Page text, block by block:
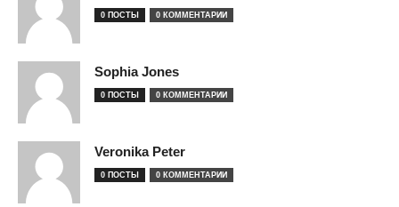
0 ПОСТЫ 0 КОММЕНТАРИИ
Sophia Jones
0 ПОСТЫ 0 КОММЕНТАРИИ
Veronika Peter
0 ПОСТЫ 0 КОММЕНТАРИИ